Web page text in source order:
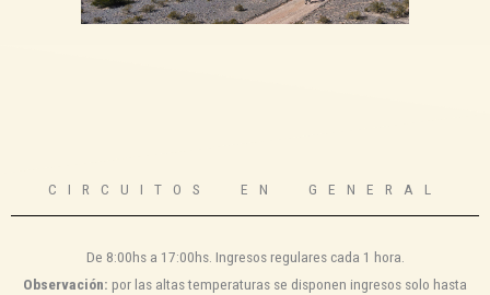
CIRCUITOS EN GENERAL
De 8:00hs a 17:00hs. Ingresos regulares cada 1 hora.
Observación: por las altas temperaturas se disponen ingresos solo hasta